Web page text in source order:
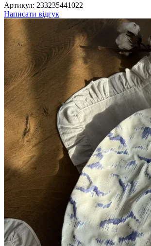
Артикул: 233235441022
Написати відгук